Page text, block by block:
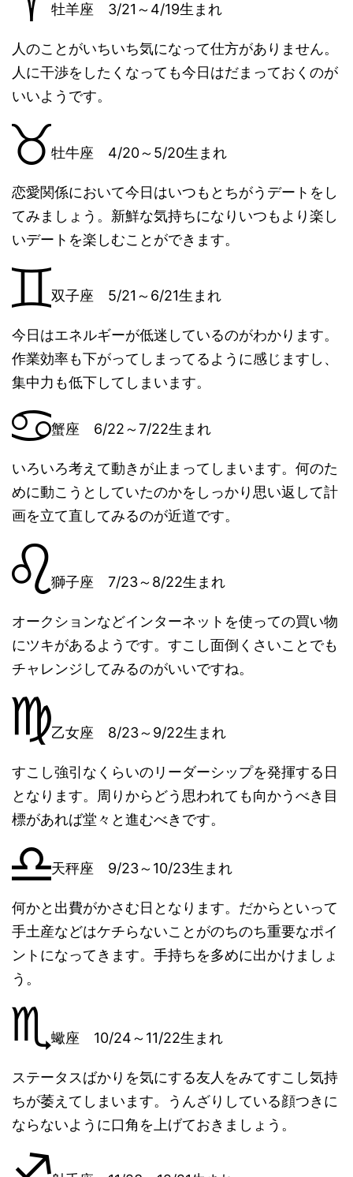
牡羊座 3/21～4/19生まれ
人のことがいちいち気になって仕方がありません。
人に干渉をしたくなっても今日はだまっておくのが
いいようです。
牡牛座 4/20～5/20生まれ
恋愛関係において今日はいつもとちがうデートをし
てみましょう。新鮮な気持ちになりいつもより楽し
いデートを楽しむことができます。
双子座 5/21～6/21生まれ
今日はエネルギーが低迷しているのがわかります。
作業効率も下がってしまってるように感じますし、
集中力も低下してしまいます。
蟹座 6/22～7/22生まれ
いろいろ考えて動きが止まってしまいます。何のた
めに動こうとしていたのかをしっかり思い返して計
画を立て直してみるのが近道です。
獅子座 7/23～8/22生まれ
オークションなどインターネットを使っての買い物
にツキがあるようです。すこし面倒くさいことでも
チャレンジしてみるのがいいですね。
乙女座 8/23～9/22生まれ
すこし強引なくらいのリーダーシップを発揮する日
となります。周りからどう思われても向かうべき目
標があれば堂々と進むべきです。
天秤座 9/23～10/23生まれ
何かと出費がかさむ日となります。だからといって
手土産などはケチらないことがのちのち重要なポイ
ントになってきます。手持ちを多めに出かけましょ
う。
蠍座 10/24～11/22生まれ
ステータスばかりを気にする友人をみてすこし気持
ちが萎えてしまいます。うんざりしている顔つきに
ならないように口角を上げておきましょう。